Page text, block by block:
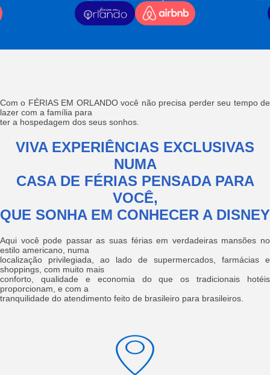
Com o FÉRIAS EM ORLANDO você não precisa perder seu tempo de
lazer com a família para
ter a hospedagem dos seus sonhos.
VIVA EXPERIÊNCIAS EXCLUSIVAS
NUMA
CASA DE FÉRIAS PENSADA PARA
VOCÊ,
QUE SONHA EM CONHECER A DISNEY
Aqui você pode passar as suas férias em verdadeiras mansões no
estilo americano, numa
localização privilegiada, ao lado de supermercados, farmácias e
shoppings, com muito mais
conforto, qualidade e economia do que os tradicionais hotéis
proporcionam, e com a
tranquilidade do atendimento feito de brasileiro para brasileiros.